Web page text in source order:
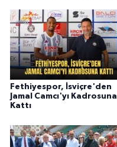
Fethiyespor, İsviçre'den
Jamal Camcı'yı Kadrosuna
Kattı